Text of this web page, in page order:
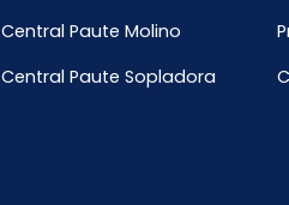
Central Paute Molino
Central Paute Sopladora